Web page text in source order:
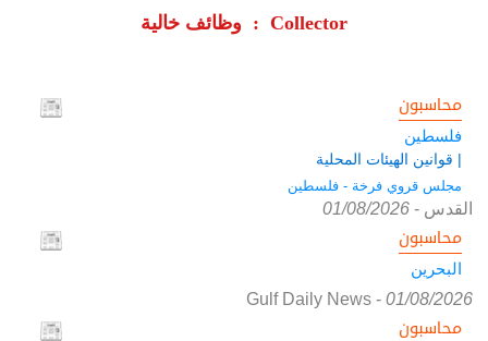
وظائف خالية : Collector
محاسبون
فلسطين
| قوانين الهيئات المحلية
مجلس قروي فرخة - فلسطين
القدس -
01/08/2026
محاسبون
البحرين
Gulf Daily News- 01/08/2026
محاسبون